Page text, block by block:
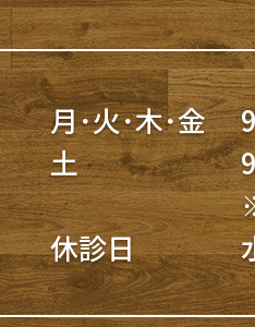
月･火･木･金
土
休診日